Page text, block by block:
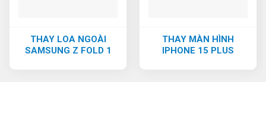
THAY LOA NGOÀI
SAMSUNG Z FOLD 1
THAY MÀN HÌNH
IPHONE 15 PLUS